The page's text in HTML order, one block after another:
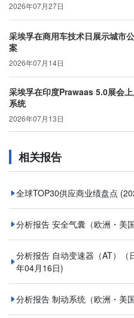
2026年07月27日
采埃孚在商用车技术日展示城市
案
2026年07月14日
采埃孚在印度Prawaas 5.0展会
系统
2026年07月13日
相关报告
全球TOP30供应商业绩盘点
分析报告 安全气囊（欧洲・美
分析报告 自动变速器（AT）（
年04月16日)
分析报告 制动系统（欧洲・美